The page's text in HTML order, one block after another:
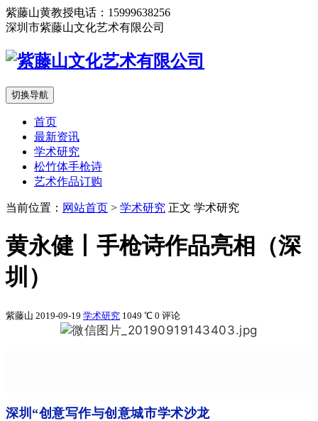
紫藤山黄教授电话：15999638256
深圳市紫藤山文化艺术有限公司
切换导航
首页
最新资讯
学术研究
松竹体手枪诗
艺术作品订购
当前位置： 网站首页 > 学术研究 正文 学术研究
黄永健丨手枪诗作品亮相（深
圳）
紫藤山 2019-09-19 学术研究 1049 ℃ 0 评论
深圳“创意写作与创意城市学术沙龙